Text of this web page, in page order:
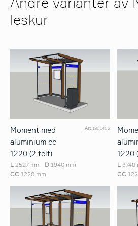
Andre varianter av
leskur
Moment med
aluminium cc
1220 (2 felt)
Art.1801402
L 2527 mm D 1940 mm
CC 1220 mm
1220
L 3748
CC